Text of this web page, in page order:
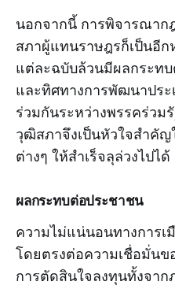
นอกจากนี้ การพิจารณา
สภาผู้แทนราษฎรก็เป็นอีก
แต่ละฉบับล้วนมีผลกระท
และทิศทางการพัฒนาปร
ร่วมกันระหว่างพรรคร่ว
วุฒิสภาจึงเป็นหัวใจสำคั
ต่างๆ ให้สำเร็จลุล่วงไปได้
ผลกระทบต่อประชาชน
ความไม่แน่นอนทางการเ
โดยตรงต่อความเชื่อมั่น
การตัดสินใจลงทุนทั้งจาก